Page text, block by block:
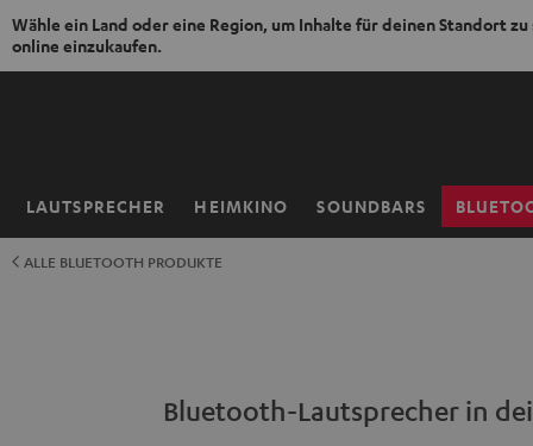
Wähle ein Land oder eine Region, um Inhalte für deinen Standort zu
online einzukaufen.
ZUM
LAUTSPRECHER HEIMKINO SOUNDBARS
Startseite
ALLE BLUETOOTH PRODUKTE
Bluetooth-Lautsprecher in